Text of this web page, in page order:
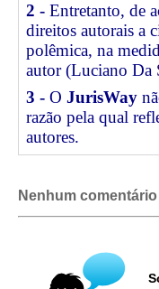
2 - Entretanto, de
direitos autorais a
polêmica, na
autor (Luciano Da
3 - O JurisWay
razão pela qual
autores.
Nenhum